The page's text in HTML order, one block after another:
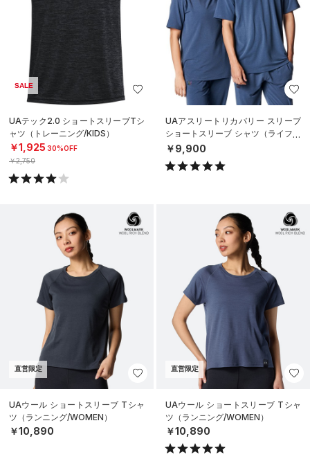
SALE
UAテック2.0 ショートスリーブTシ
ャツ（トレーニング/KIDS）
￥1,925 30%OFF
￥2,750
UAアスリートリカバリー スリープ
ショートスリーブ シャツ（ライフス
タイル/UNISEX）
￥9,900
直営限定
UAウール ショートスリーブ Tシャ
ツ（ランニング/WOMEN）
￥10,890
直営限定
UAウール ショートスリーブ Tシャ
ツ（ランニング/WOMEN）
￥10,890